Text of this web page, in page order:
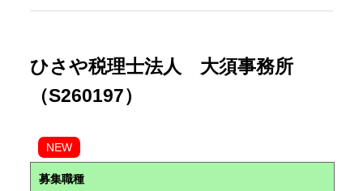
ひさや税理士法人 大須事務所
（S260197）
NEW
募集職種